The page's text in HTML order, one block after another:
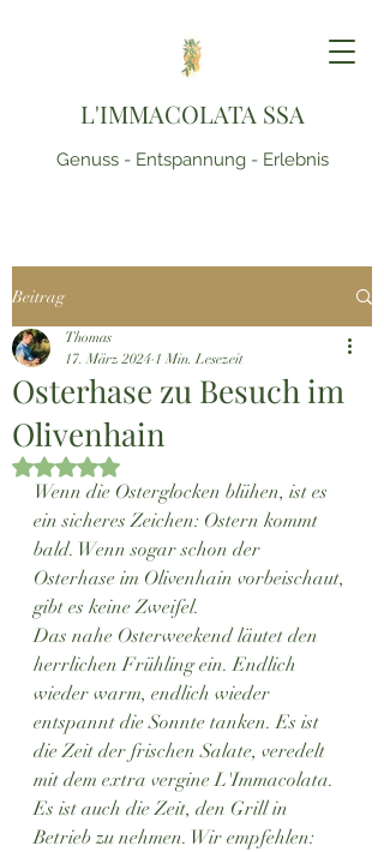
L'IMMACOLATA SSA
Genuss - Entspannung - Erlebnis
Beitrag
Osterhase zu Besuch im
Olivenhain
Thomas
17. März 2024 1 Min. Lesezeit
Mit NaN von 5 Sternen bewertet.
Wenn die Osterglocken blühen, ist es
ein sicheres Zeichen: Ostern kommt
bald. Wenn sogar schon der
Osterhase im Olivenhain vorbeischaut,
gibt es keine Zweifel.
Das nahe Osterweekend läutet den
herrlichen Frühling ein. Endlich
wieder warm, endlich wieder
entspannt die Sonnte tanken. Es ist
die Zeit der frischen Salate, veredelt
mit dem extra vergine L'Immacolata.
Es ist auch die Zeit, den Grill in
Betrieb zu nehmen. Wir empfehlen: